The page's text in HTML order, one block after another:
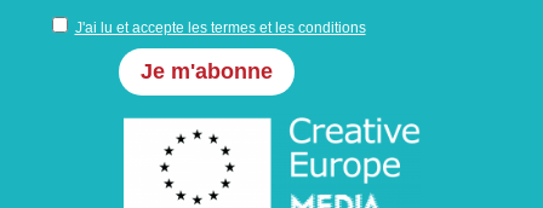
J'ai lu et accepte les termes et les conditions